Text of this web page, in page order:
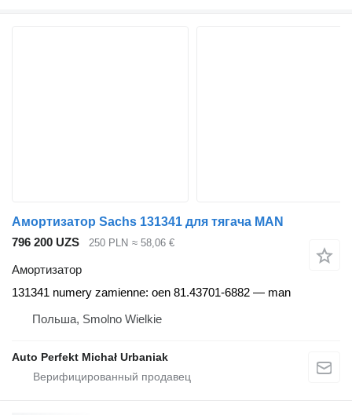
Амортизатор Sachs 131341 для тягача MAN
796 200 UZS
250 PLN ≈ 58,06 €
Амортизатор
131341 numery zamienne: oen 81.43701-6882 — man
Польша, Smolno Wielkie
Auto Perfekt Michał Urbaniak